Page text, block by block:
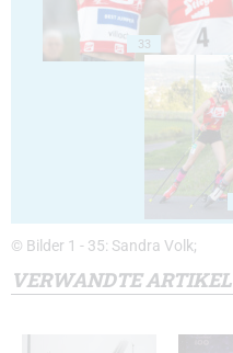
33
© Bilder 1 - 35: Sandra Volk;
VERWANDTE ARTIKEL